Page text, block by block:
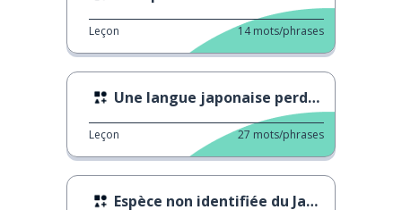
Leçon 14 mots/phrases
Une langue japonaise perdue
Leçon 27 mots/phrases
Espèce non identifiée du Japon